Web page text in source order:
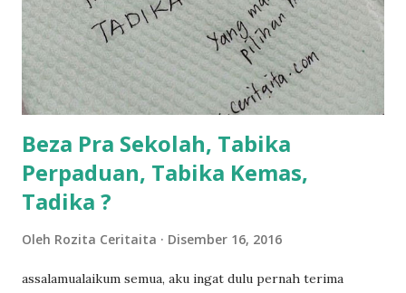
dukung adik hadi sambil pimpin kakak husna... yang abg
ngah dengan abg long terserah pada shah la pulak.. tapi
kalau ikut anak-anak semua nak ummi pimpin... ajer rebeh
ba...
Beza Pra Sekolah, Tabika
Perpaduan, Tabika Kemas,
Tadika ?
Oleh Rozita Ceritaita Disember 16, 2016
assalamualaikum semua, aku ingat dulu pernah terima